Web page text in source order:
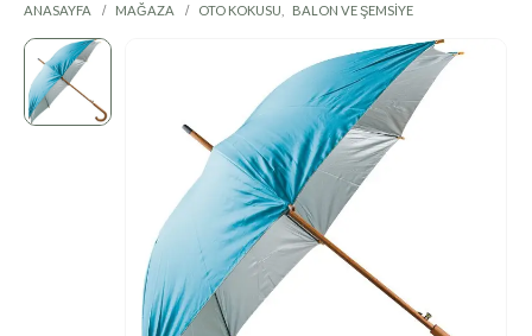
ANASAYFA MAĞAZA OTO KOKUSU BALON VE ŞEMSIYE